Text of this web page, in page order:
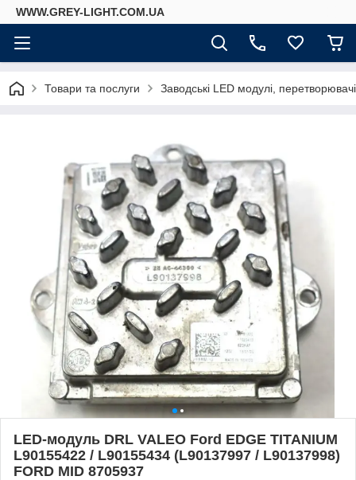
WWW.GREY-LIGHT.COM.UA
Товари та послуги Заводські LED модулі,
LED-модуль DRL VALEO Ford EDGE TITANIUM
L90155422 / L90155434 (L90137997 / L90137998)
FORD MID 8705937